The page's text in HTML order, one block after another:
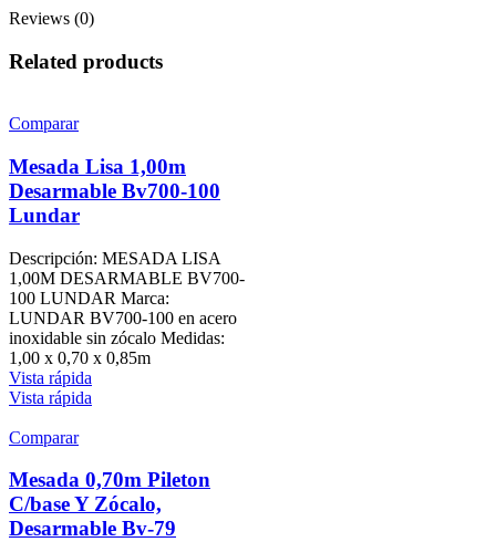
Reviews (0)
Related products
Comparar
Mesada Lisa 1,00m
Desarmable Bv700-100
Lundar
Descripción: MESADA LISA
1,00M DESARMABLE BV700-
100 LUNDAR Marca:
LUNDAR BV700-100 en acero
inoxidable sin zócalo Medidas:
1,00 x 0,70 x 0,85m
Vista rápida
Vista rápida
Comparar
Mesada 0,70m Pileton
C/base Y Zócalo,
Desarmable Bv-79